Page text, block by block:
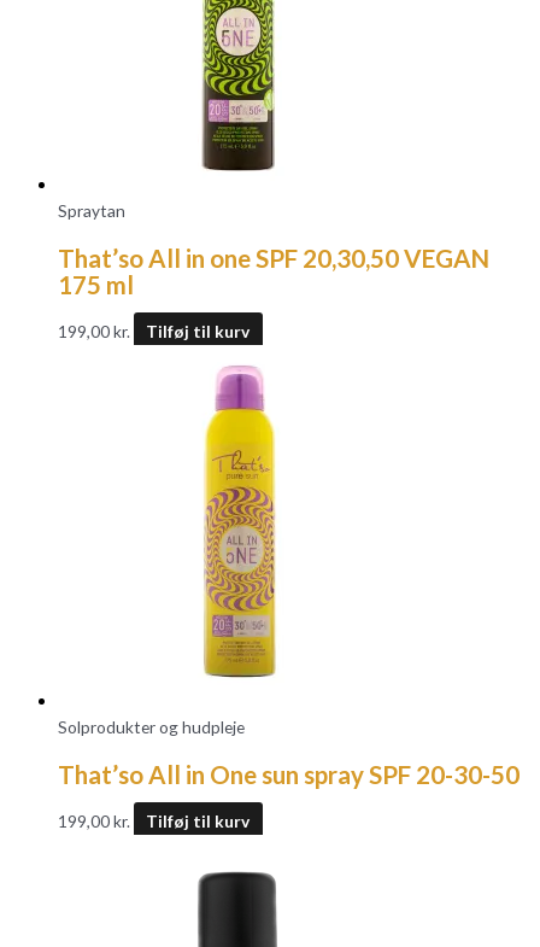
Spraytan
That’so All in one SPF 20,30,50 VEGAN
175 ml
199,00kr. Tilføj til kurv
Solprodukter og hudpleje
That’so All in One sun spray SPF 20-30-50
199,00kr. Tilføj til kurv